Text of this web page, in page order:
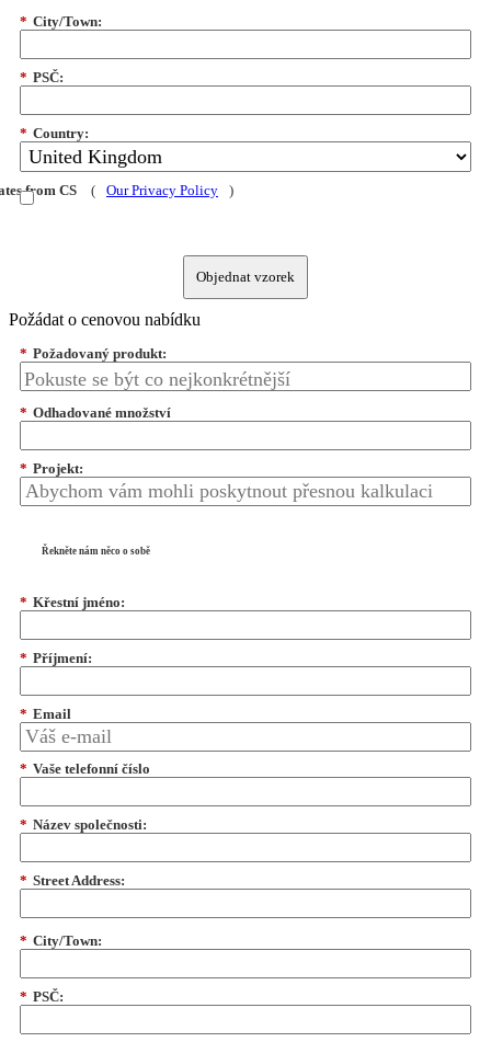
* City/Town:
* PSČ:
* Country:
from CS ( Our Privacy Policy )
Objednat vzorek
Požádat o cenovou nabídku
* Požadovaný produkt:
* Odhadované množství
* Projekt:
Řekněte nám něco o sobě
* Křestní jméno:
* Příjmení:
* Email
* Vaše telefonní číslo
* Název společnosti:
* Street Address:
* City/Town:
* PSČ: